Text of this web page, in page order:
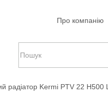
Про компанію
радіатор Kermi PTV 22 H500